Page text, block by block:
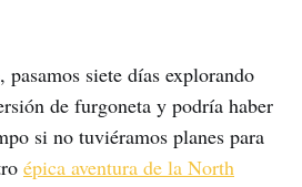
siete días explorando
de furgoneta y podría haber
si no tuviéramos planes para
épica aventura de la North